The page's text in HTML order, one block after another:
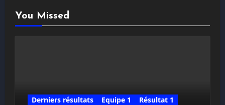
You Missed
Derniers résultats Equipe 1
Résultat 1